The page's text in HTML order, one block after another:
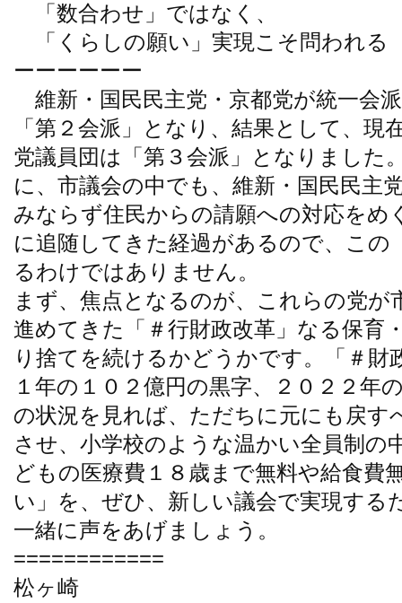
「数合わせ」ではなく、
「くらしの願い」実現こそ問われる
ーーーーーー
維新・国民民主党・京都党が統一会
「第２会派」となり、結果として、現
党議員団は「第３会派」となりました
に、市議会の中でも、維新・国民民主
みならず住民からの請願への対応をめ
に追随してきた経過があるので、この
るわけではありません。
まず、焦点となるのが、これらの党が
進めてきた「＃行財政改革」なる保育
り捨てを続けるかどうかです。「＃財
１年の１０２億円の黒字、２０２２年
の状況を見れば、ただちに元にも戻す
させ、小学校のような温かい全員制の
どもの医療費１８歳まで無料や給食費
い」を、ぜひ、新しい議会で実現する
一緒に声をあげましょう。
============
松ヶ崎